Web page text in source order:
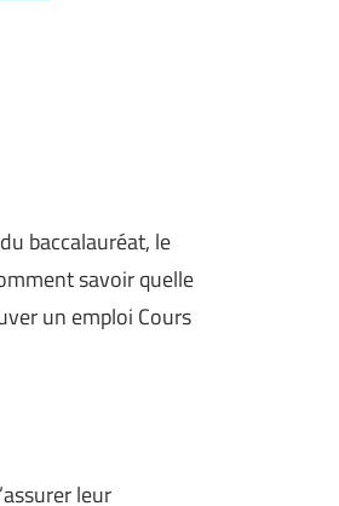
baccalauréat, le
savoir quelle
un emploi Cours
leur